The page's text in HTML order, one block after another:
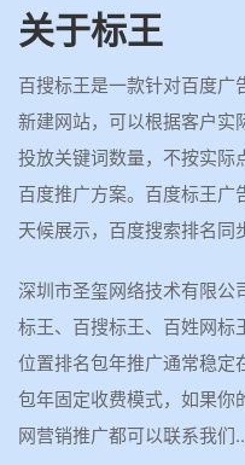
关于标王
百搜标王是一款针对百度广
新建网站，可以根据客户实
投放关键词数量，不按实际
百度推广方案。百度标王
天候展示，百度搜索排名同
深圳市圣玺网络技术有限公
标王、百搜标王、百姓网标
位置排名包年推广通常稳定
包年固定收费模式，如果你
网营销推广都可以联系我们